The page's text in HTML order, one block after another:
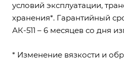
условий эксплуатации,
хранения*. Гарантийный
АК-511 – 6 месяцев со дня
* Изменение вязкости и